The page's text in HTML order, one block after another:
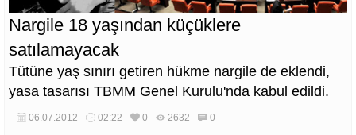
Nargile 18 yaşından küçüklere
satılamayacak
Tütüne yaş sınırı getiren hükme nargile de eklendi,
yasa tasarısı TBMM Genel Kurulu'nda kabul edildi.
06.07.2012 02:22 0 2632 0